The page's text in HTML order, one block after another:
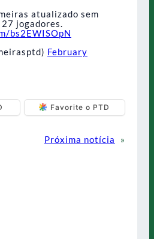
atualizado sem
27 jogadores.
bs2EWISOpN
February
Favorite o PTD
Próxima notícia
»